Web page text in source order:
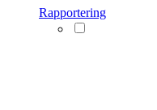
Rapportering